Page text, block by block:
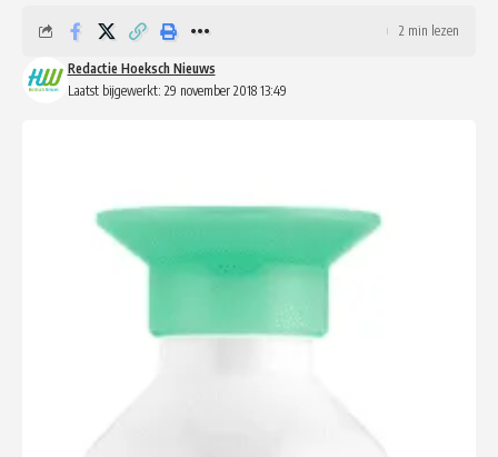
Laatst bijgewerkt: 29 november 2018 13:49
Redactie Hoeksch Nieuws
2 min lezen